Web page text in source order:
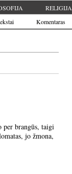
RELIGIJA
Komentaras
per brangūs, taigi
jo žmona,